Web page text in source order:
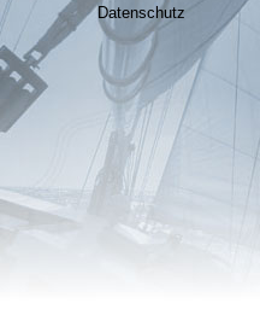
Datenschutz